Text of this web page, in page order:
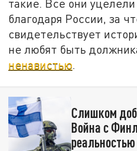
такие. Все они
благодаря России, за
свидетельствует
не любят быть
ненавистью
Слишком
Война с
реальностью